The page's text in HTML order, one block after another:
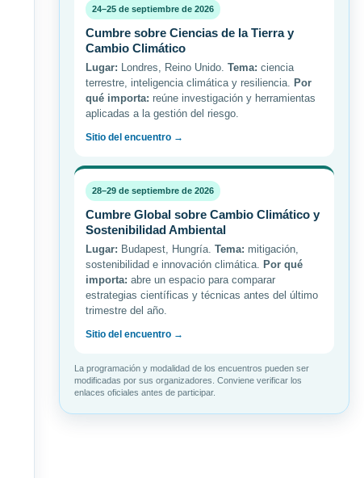
24–25 de septiembre de 2026
Cumbre sobre Ciencias de la Tierra y
Cambio Climático
Lugar: Londres, Reino Unido. Tema: ciencia
terrestre, inteligencia climática y resiliencia. Por
qué importa: reúne investigación y herramientas
aplicadas a la gestión del riesgo.
Sitio del encuentro →
28–29 de septiembre de 2026
Cumbre Global sobre Cambio Climático y
Sostenibilidad Ambiental
Lugar: Budapest, Hungría. Tema: mitigación,
sostenibilidad e innovación climática. Por qué
importa: abre un espacio para comparar
estrategias científicas y técnicas antes del último
trimestre del año.
Sitio del encuentro →
La programación y modalidad de los encuentros pueden ser
modificadas por sus organizadores. Conviene verificar los
enlaces oficiales antes de participar.